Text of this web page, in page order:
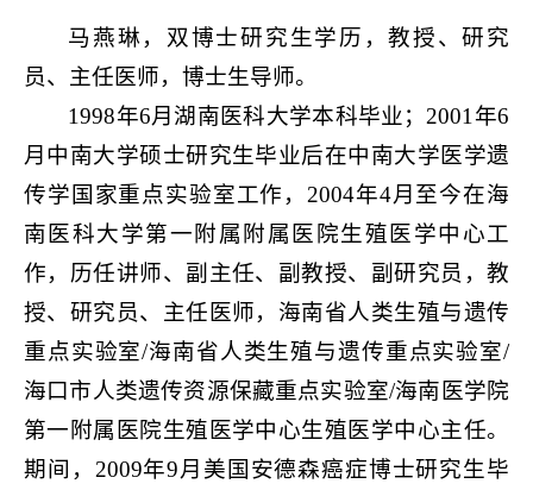
马燕琳，双博士研究生学历，教授、研究
员、主任医师，博士生导师。
1998年6月湖南医科大学本科毕业；2001年6
月中南大学硕士研究生毕业后在中南大学医学遗
传学国家重点实验室工作，2004年4月至今在海
南医科大学第一附属附属医院生殖医学中心工
作，历任讲师、副主任、副教授、副研究员，教
授、研究员、主任医师，海南省人类生殖与遗传
重点实验室/海南省人类生殖与遗传重点实验室/
海口市人类遗传资源保藏重点实验室/海南医学院
第一附属医院生殖医学中心生殖医学中心主任。
期间，2009年9月美国安德森癌症博士研究生毕